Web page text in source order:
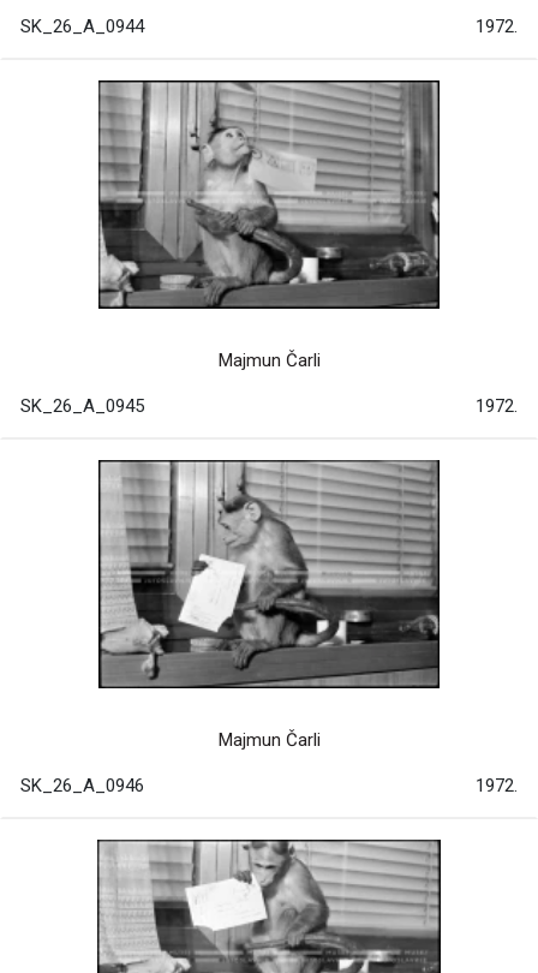
SK_26_A_0944 1972.
Majmun Čarli
SK_26_A_0945 1972.
Majmun Čarli
SK_26_A_0946 1972.